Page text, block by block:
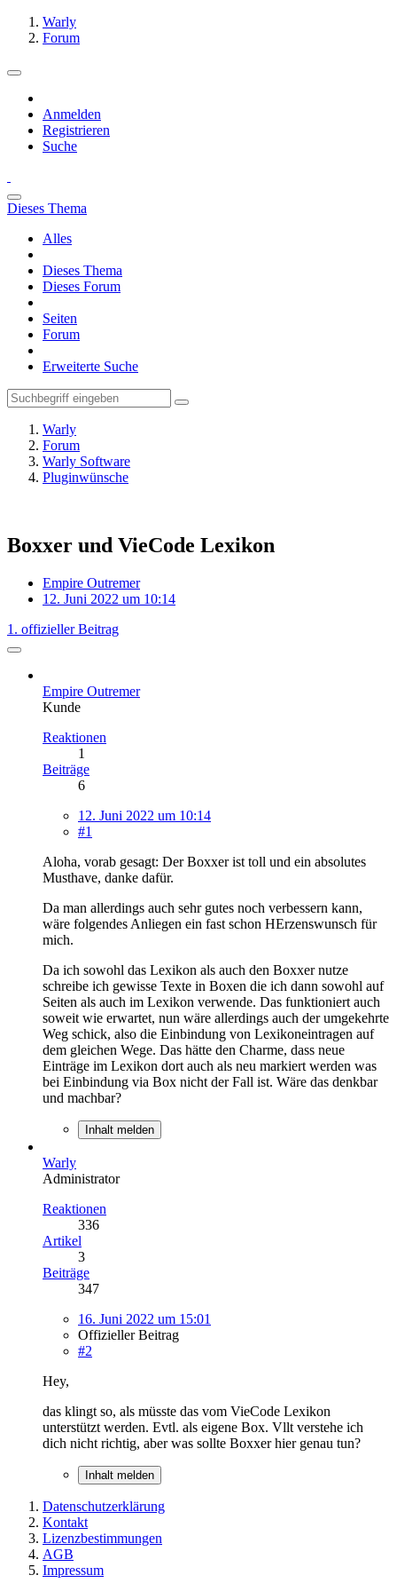
Warly
Forum
Anmelden
Registrieren
Suche
Dieses Thema
Alles
Dieses Thema
Dieses Forum
Seiten
Forum
Erweiterte Suche
Warly
Forum
Warly Software
Pluginwünsche
Boxxer und VieCode Lexikon
Empire Outremer
12. Juni 2022 um 10:14
1. offizieller Beitrag
Empire Outremer
Kunde
Reaktionen
1
Beiträge
6
12. Juni 2022 um 10:14
#1
Aloha, vorab gesagt: Der Boxxer ist toll und ein absolutes
Musthave, danke dafür.
Da man allerdings auch sehr gutes noch verbessern kann,
wäre folgendes Anliegen ein fast schon HErzenswunsch für
mich.
Da ich sowohl das Lexikon als auch den Boxxer nutze
schreibe ich gewisse Texte in Boxen die ich dann sowohl auf
Seiten als auch im Lexikon verwende. Das funktioniert auch
soweit wie erwartet, nun wäre allerdings auch der umgekehrte
Weg schick, also die Einbindung von Lexikoneintragen auf
dem gleichen Wege. Das hätte den Charme, dass neue
Einträge im Lexikon dort auch als neu markiert werden was
bei Einbindung via Box nicht der Fall ist. Wäre das denkbar
und machbar?
Inhalt melden
Warly
Administrator
Reaktionen
336
Artikel
3
Beiträge
347
16. Juni 2022 um 15:01
Offizieller Beitrag
#2
Hey,
das klingt so, als müsste das vom VieCode Lexikon
unterstützt werden. Evtl. als eigene Box. Vllt verstehe ich
dich nicht richtig, aber was sollte Boxxer hier genau tun?
Inhalt melden
Datenschutzerklärung
Kontakt
Lizenzbestimmungen
AGB
Impressum